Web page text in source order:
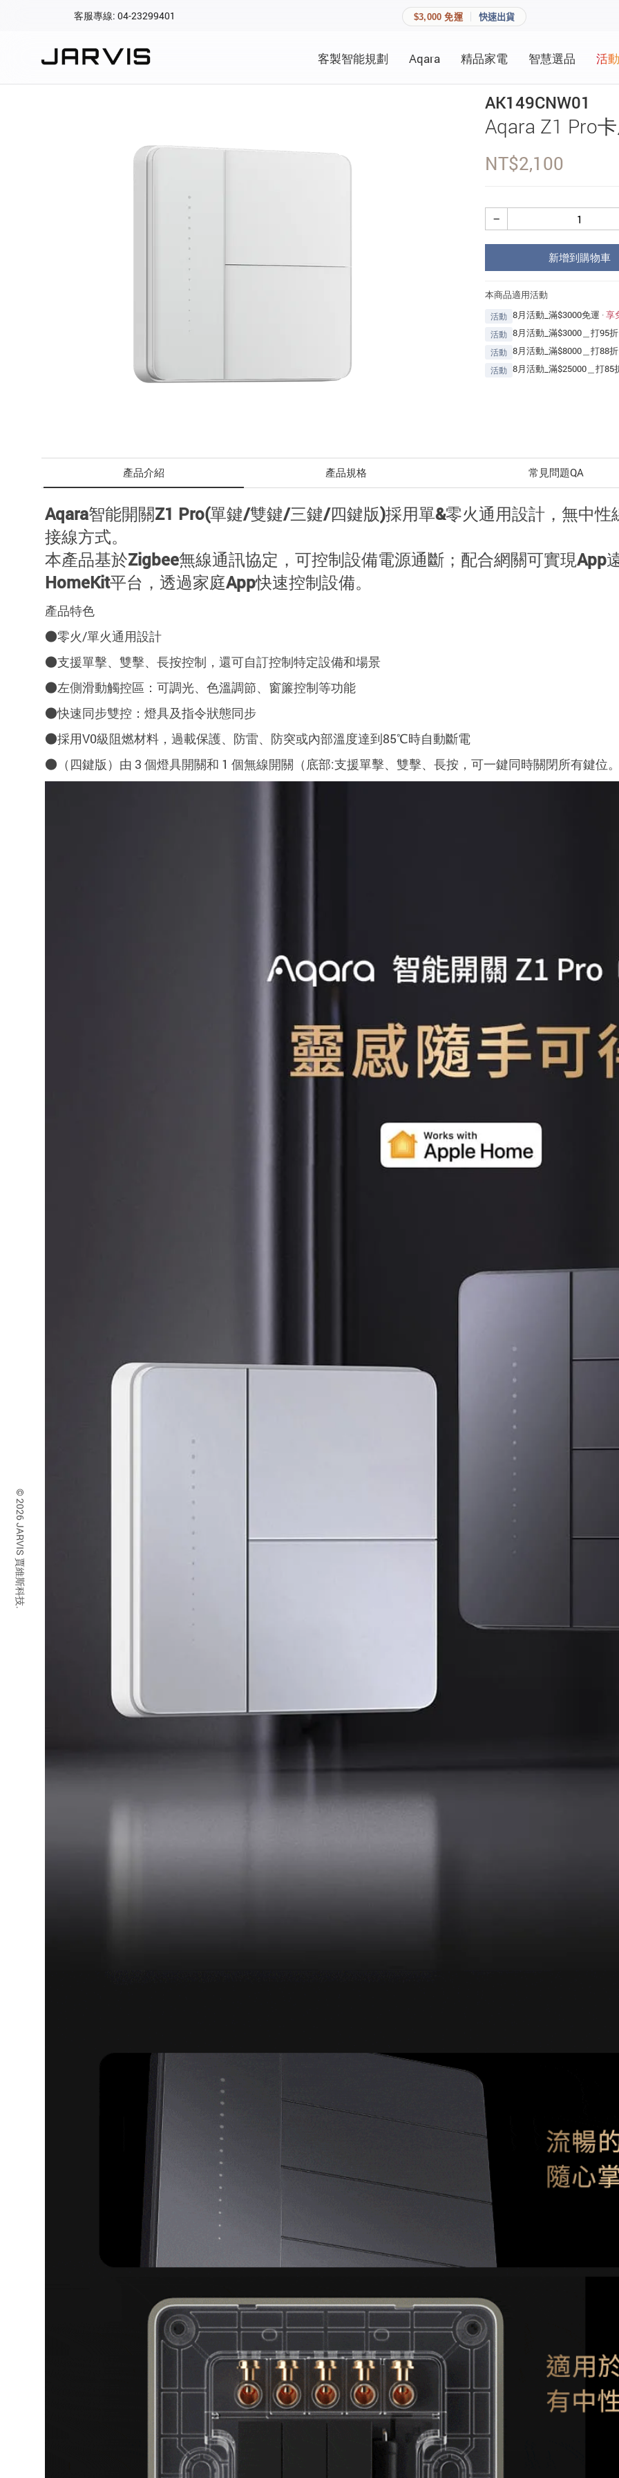
客服專線: 04-23299401 $3,000 免運 快速出貨
客製智能規劃 Aqara 精品家電 智慧選品 活
AK149CNW01
Aqara Z1 Pro
NT$2,100
−
新增到購物車
本商品適用活動
活動 8月活動_滿$3000免運 ·享
活動 8月活動_滿$3000＿打95折
活動 8月活動_滿$8000＿打88折
活動 8月活動_滿$25000＿打85
產品介紹 產品規格 常見問題QA
Aqara智能開關Z1 Pro(單鍵/雙鍵/三鍵/四鍵版)採用單&零火通用設計，無中
接線方式。
本產品基於Zigbee無線通訊協定，可控制設備電源通斷；配合網關可實現App
HomeKit平台，透過家庭App快速控制設備。
產品特色
●零火/單火通用設計
●支援單擊、雙擊、長按控制，還可自訂控制特定設備和場景
●左側滑動觸控區：可調光、色溫調節、窗簾控制等功能
●快速同步雙控：燈具及指令狀態同步
●採用V0級阻燃材料，過載保護、防雷、防突或內部溫度達到85℃時自動斷電
●（四鍵版）由 3 個燈具開關和 1 個無線開關（底部:支援單擊、雙擊、長按，可一鍵同時關閉所有鍵位
© 2026 JARVIS 賈維斯科技.
智能門鎖
查看我的最愛